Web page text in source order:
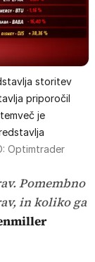
storitev
priporočil
je
Optimtrader
Pomembno
in koliko ga